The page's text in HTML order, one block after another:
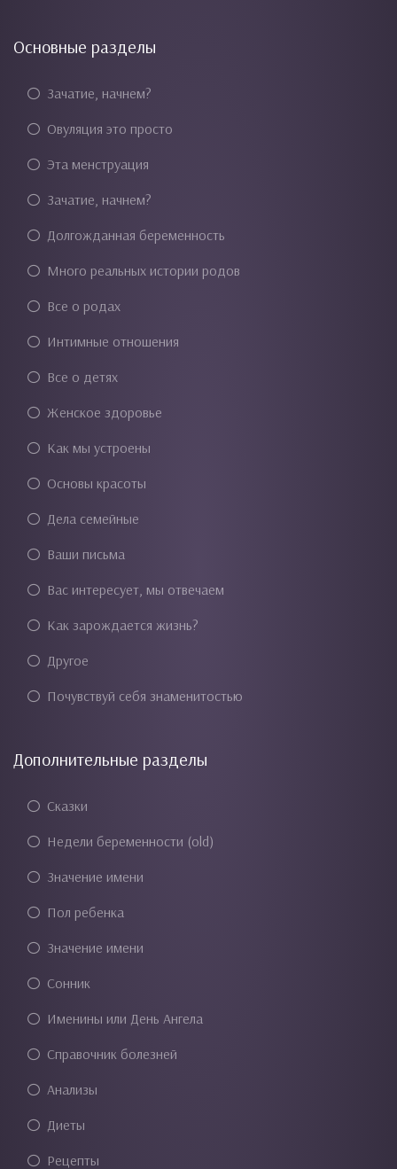
Основные разделы
Зачатие, начнем?
Овуляция это просто
Эта менструация
Зачатие, начнем?
Долгожданная беременность
Много реальных истории родов
Все о родах
Интимные отношения
Все о детях
Женское здоровье
Как мы устроены
Основы красоты
Дела семейные
Ваши письма
Вас интересует, мы отвечаем
Как зарождается жизнь?
Другое
Почувствуй себя знаменитостью
Дополнительные разделы
Сказки
Недели беременности (old)
Значение имени
Пол ребенка
Значение имени
Сонник
Именины или День Ангела
Справочник болезней
Анализы
Диеты
Рецепты